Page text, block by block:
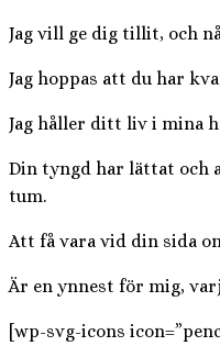
Jag vill ge dig tillit, och
Jag hoppas att du har
Jag håller ditt liv i mina
Din tyngd har lättat och
tum.
Att få vara vid din sida
Är en ynnest för mig,
[wp-svg-icons